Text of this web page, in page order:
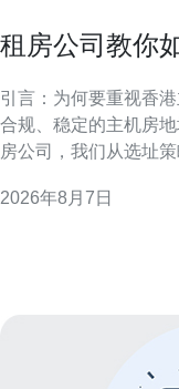
租房公司教你
引言：为何要重视香港主机房
合规、稳定的主机房
房公司，我们从选址
影响网络连通和法律
2026年8月7日